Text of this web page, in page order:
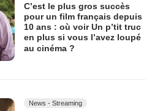
C’est le plus gros succès
pour un film français depuis
10 ans : où voir Un p’tit truc
en plus si vous l’avez loupé
au cinéma ?
News - Streaming